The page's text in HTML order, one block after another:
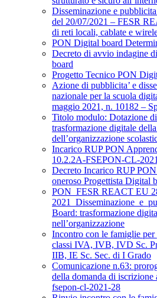
Disseminazione e
del 20/07/2021 – FESR
di reti locali, cablate e
PON Digital board
Decreto di avvio indagine
board
Progetto Tecnico PON
Azione di pubblicita’ e
nazionale per la scuola
maggio 2021, n. 10182 –
Titolo modulo: Dotazione
trasformazione digitale
dell’organizzazione
Incarico RUP PON
10.2.2A-FSEPON-CL-
Decreto Incarico RUP
oneroso Progettista Digital
PON_FESR REACT EU
Board: trasformazione
nell’organizzazione
Incontro con le famiglie per
classi IVA, IVB, IVD Sc.
IIB, IE Sc. Sec. di I Grado
Comunicazione n.63:
della domanda di
fsepon-cl-2021-28